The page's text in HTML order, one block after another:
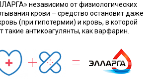
независимо от физиологических
крови – средство остановит даже
(при гипотермии) и кровь, в которой
такие антикоагулянты, как варфарин.